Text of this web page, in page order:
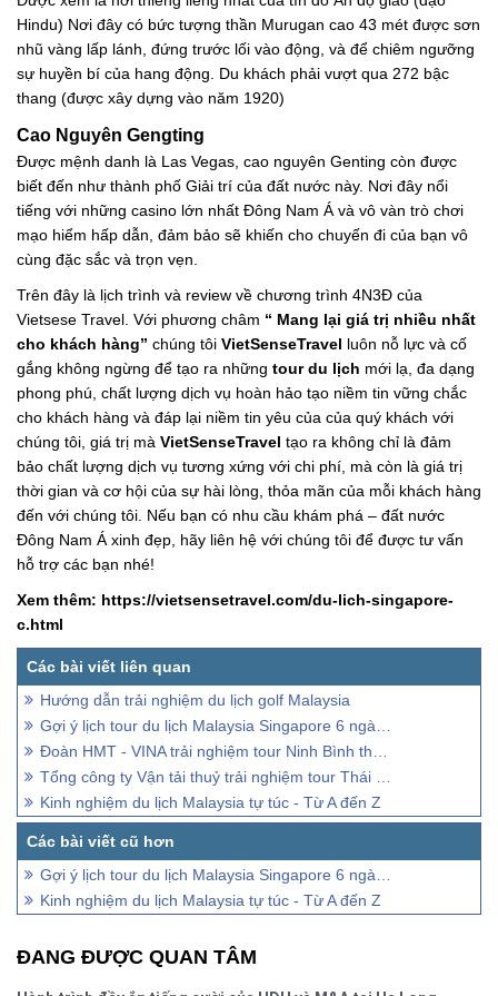
Hindu) Nơi đây có bức tượng thần Murugan cao 43 mét được sơn
nhũ vàng lấp lánh, đứng trước lối vào động, và để chiêm ngưỡng
sự huyền bí của hang động. Du khách phải vượt qua 272 bậc
thang (được xây dựng vào năm 1920)
Cao Nguyên Gengting
Được mệnh danh là Las Vegas, cao nguyên Genting còn được
biết đến như thành phố Giải trí của đất nước này. Nơi đây nổi
tiếng với những casino lớn nhất Đông Nam Á và vô vàn trò chơi
mạo hiểm hấp dẫn, đảm bảo sẽ khiến cho chuyến đi của bạn vô
cùng đặc sắc và trọn vẹn.
Trên đây là lịch trình và review về chương trình 4N3Đ của
Vietsese Travel. Với phương châm “ Mang lại giá trị nhiều nhất
cho khách hàng” chúng tôi VietSenseTravel luôn nỗ lực và cố
gắng không ngừng để tạo ra những tour du lịch mới lạ, đa dạng
phong phú, chất lượng dịch vụ hoàn hảo tạo niềm tin vững chắc
cho khách hàng và đáp lại niềm tin yêu của của quý khách với
chúng tôi, giá trị mà VietSenseTravel tạo ra không chỉ là đảm
bảo chất lượng dịch vụ tương xứng với chi phí, mà còn là giá trị
thời gian và cơ hội của sự hài lòng, thỏa mãn của mỗi khách hàng
đến với chúng tôi. Nếu bạn có nhu cầu khám phá – đất nước
Đông Nam Á xinh đẹp, hãy liên hệ với chúng tôi để được tư vấn
hỗ trợ các bạn nhé!
Xem thêm: https://vietsensetravel.com/du-lich-singapore-
c.html
Hướng dẫn trải nghiệm du lịch golf Malaysia
Gợi ý lịch tour du lịch Malaysia Singapore 6 ngày 5 đêm
Đoàn HMT - VINA trải nghiệm tour Ninh Bình tháng 8/2022
Tổng công ty Vận tải thuỷ trải nghiệm tour Thái Lan 5 ngày 4 đêm
Kinh nghiệm du lịch Malaysia tự túc - Từ A đến Z
Gợi ý lịch tour du lịch Malaysia Singapore 6 ngày 5 đêm
Kinh nghiệm du lịch Malaysia tự túc - Từ A đến Z
ĐANG ĐƯỢC QUAN TÂM